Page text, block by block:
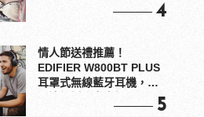
4
情人節送禮推薦！
EDIFIER W800BT PLUS
耳罩式無線藍牙耳機，在
5